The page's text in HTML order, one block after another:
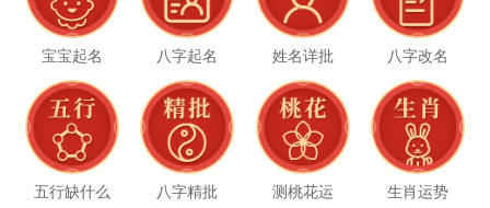
宝宝起名 八字起名 姓名详批 八字改名
五行缺什么 八字精批 测桃花运 生肖运势